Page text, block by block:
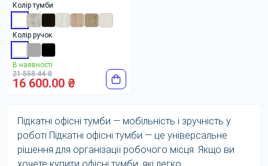
Колір тумби
Колір ручок
В наявності
21 558.44 ₴
16 600.00 ₴
Підкатні офісні тумби — мобільність і зручність у
роботі Підкатні офісні тумби — це універсальне
рішення для організації робочого місця. Якщо ви